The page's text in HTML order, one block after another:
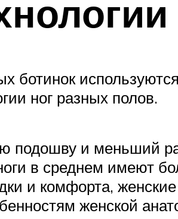
ботинок
ног разных полов.
подошву и меньший
в среднем имеют
и комфорта,
женской